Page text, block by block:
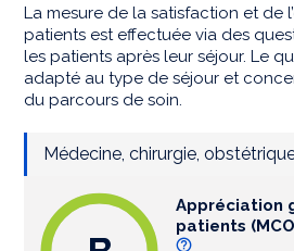
La mesure de la satisfaction et de
patients est effectuée via des
les patients après leur séjour. Le
adapté au type de séjour et
du parcours de soin.
Médecine, chirurgie,
Appréciation
patients